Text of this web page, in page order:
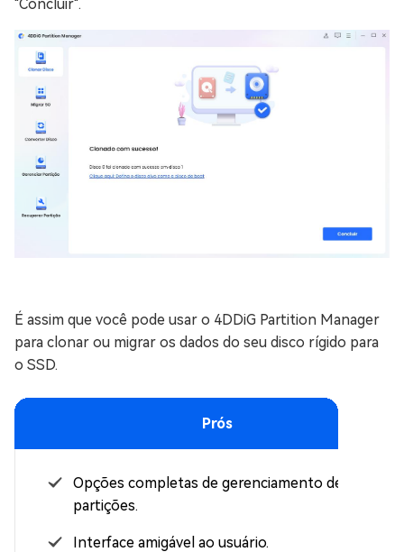
"Concluir".
É assim que você pode usar o 4DDiG Partition Manager
para clonar ou migrar os dados do seu disco rígido para
o SSD.
Prós
Opções completas de gerenciamento de
partições.
Interface amigável ao usuário.